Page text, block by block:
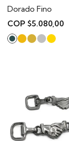
Dorado Fino
COP $5.080,00